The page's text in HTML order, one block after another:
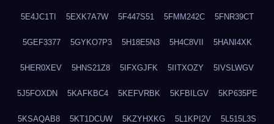
5E4JC1TI 5EXK7A7W 5F447S51 5FMM242C 5FNR39CT
5GEF3377 5GYKO7P3 5H18E5N3 5H4C8VII 5HANI4XK
5HER0XEV 5HNS21Z8 5IFXGJFK 5IITXOZY 5IVSLWGV
5J5FOXDN 5KAFKBC4 5KEFVRBK 5KFBILGV 5KP635PE
5KSAQAB8 5KT1DCUW 5KZYHXKG 5L1KPI2V 5L515L3S